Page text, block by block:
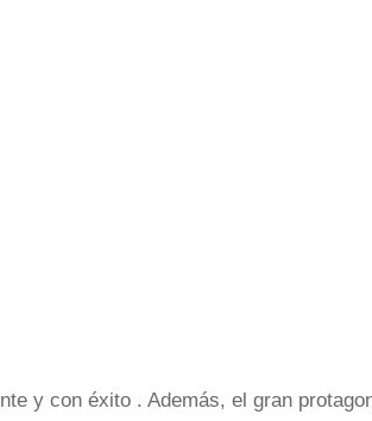
y con éxito . Además, el gran